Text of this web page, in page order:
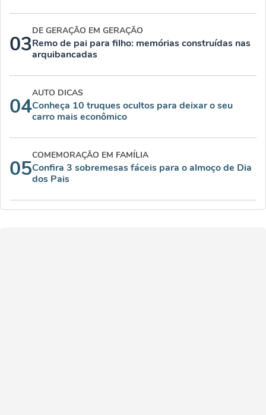
03
DE GERAÇÃO EM GERAÇÃO
Remo de pai para filho: memórias construídas nas
arquibancadas
04
AUTO DICAS
Conheça 10 truques ocultos para deixar o seu
carro mais econômico
05
COMEMORAÇÃO EM FAMÍLIA
Confira 3 sobremesas fáceis para o almoço de Dia
dos Pais